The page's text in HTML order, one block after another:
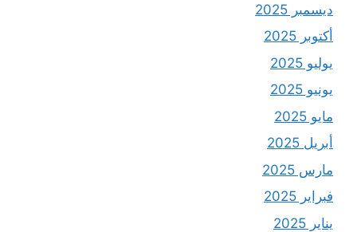
ديسمبر 2025
أكتوبر 2025
يوليو 2025
يونيو 2025
مايو 2025
أبريل 2025
مارس 2025
فبراير 2025
يناير 2025